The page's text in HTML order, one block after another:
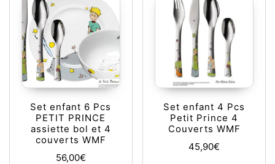
Set enfant 6 Pcs
PETIT PRINCE
assiette bol et 4
couverts WMF
56,00€
Set enfant 4 Pcs
Petit Prince 4
Couverts WMF
45,90€